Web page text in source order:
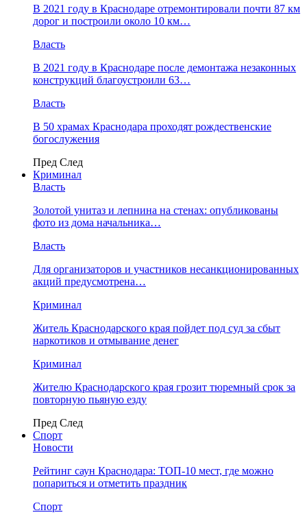
В 2021 году в Краснодаре отремонтировали почти 87 км
дорог и построили около 10 км…
Власть
В 2021 году в Краснодаре после демонтажа незаконных
конструкций благоустроили 63…
Власть
В 50 храмах Краснодара проходят рождественские
богослужения
Пред След
Криминал
Власть
​Золотой унитаз и лепнина на стенах: опубликованы
фото из дома начальника…
Власть
Для организаторов и участников несанкционированных
акций предусмотрена…
Криминал
Житель Краснодарского края пойдет под суд за сбыт
наркотиков и отмывание денег
Криминал
Жителю Краснодарского края грозит тюремный срок за
повторную пьяную езду
Пред След
Спорт
Новости
Рейтинг саун Краснодара: ТОП-10 мест, где можно
попариться и отметить праздник
Спорт